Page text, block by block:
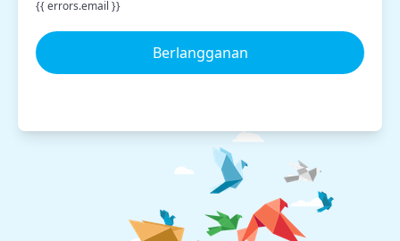
{{ errors.email }}
Berlangganan